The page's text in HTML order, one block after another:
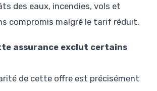
des eaux, incendies, vols et
compromis malgré le tarif réduit.
assurance exclut certains
de cette offre est précisément